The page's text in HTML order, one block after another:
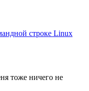
строке Linux
тоже ничего не